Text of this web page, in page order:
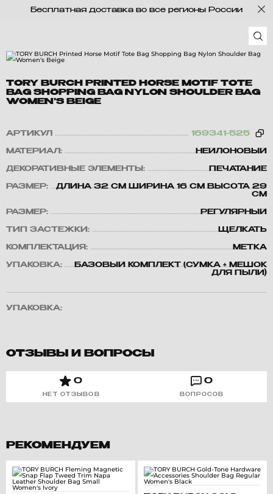
Бесплатная доставка во все регионы России
TORY BURCH PRINTED HORSE MOTIF TOTE
BAG SHOPPING BAG NYLON SHOULDER BAG
WOMEN'S BEIGE
АРТИКУЛ 169341-525
МАТЕРИАЛ: НЕЙЛОНОВЫЙ
ДЕКОРАТИВНЫЕ ЭЛЕМЕНТЫ: ПЕЧАТАНИЕ
РАЗМЕР:
ДЛИНА 32 СМ ШИРИНА 16 СМ ВЫСОТА 29
СМ
РАЗМЕР: РЕГУЛЯРНЫЙ
ТИП ЗАСТЕЖКИ: ЩЕЛКАТЬ
КОМПЛЕКТАЦИЯ: МЕТКА
УПАКОВКА:
БАЗОВЫЙ КОМПЛЕКТ (СУМКА + МЕШОК
ДЛЯ ПЫЛИ)
УПАКОВКА:
ОТЗЫВЫ И ВОПРОСЫ
0
НЕТ ОТЗЫВОВ
0
ВОПРОСОВ
РЕКОМЕНДУЕМ